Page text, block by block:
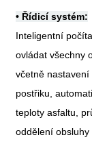
• Řídicí systém:
Inteligentní
ovládat všechny
včetně
postřiku,
teploty asfaltu,
oddělení obsluhy